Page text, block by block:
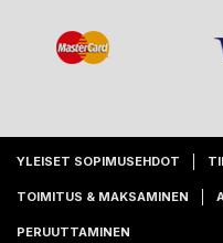
YLEISET SOPIMUSEHDOT
TOIMITUS & MAKSAMINEN
PERUUTTAMINEN